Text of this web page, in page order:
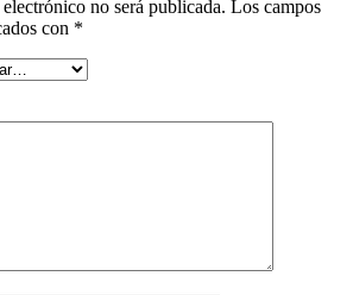
no será publicada. Los campos
con *